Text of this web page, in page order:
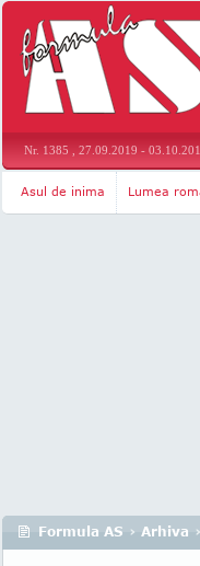
Nr. 1385 , 27.09.2019 -
Asul de inima Lumea
Formula AS › Arhiva ›